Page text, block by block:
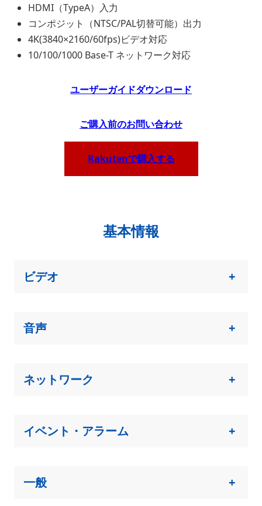
HDMI（TypeA）入力
コンポジット（NTSC/PAL切替可能）出力
4K(3840×2160/60fps)ビデオ対応
10/100/1000 Base-T ネットワーク対応
ユーザーガイドダウンロード
ご購入前のお問い合わせ
Rakutenで購入する
基本情報
ビデオ +
音声 +
ネットワーク +
イベント・アラーム +
一般 +